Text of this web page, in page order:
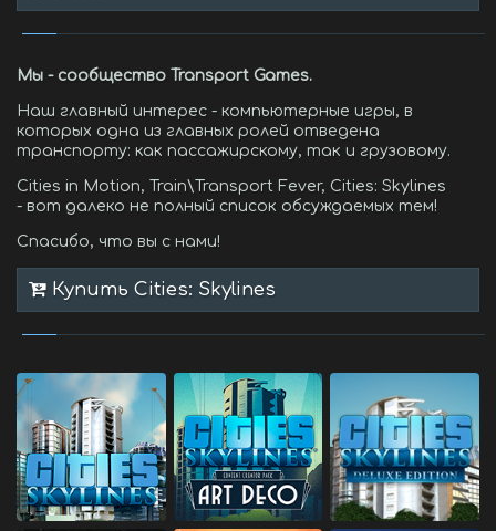
Мы - сообщество Transport Games.
Наш главный интерес - компьютерные игры, в
которых одна из главных ролей отведена
транспорту: как пассажирскому, так и грузовому.
Cities in Motion, Train\Transport Fever, Cities: Skylines
- вот далеко не полный список обсуждаемых тем!
Спасибо, что вы с нами!
Купить Cities: Skylines